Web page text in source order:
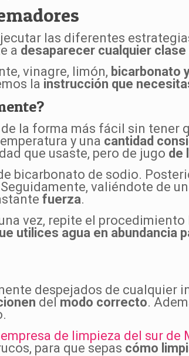
las diferentes
a desaparecer cualquier
vinagre, limón, bicarbonato
la instrucción que
la forma más fácil sin tener
y una cantidad
que usaste, pero de jugo de
bicarbonato de sodio.
Seguidamente, valiéndote de
fuerza.
vez, repite el
utilices agua en abundancia
despejados de cualquier
delmodo correcto.
empresa de limpieza del sur de
para que sepas cómo